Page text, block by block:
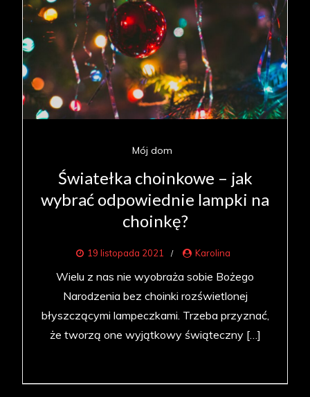
Mój dom
Światełka choinkowe – jak
wybrać odpowiednie lampki na
choinkę?
19 listopada 2021 Karolina
Wielu z nas nie wyobraża sobie Bożego
Narodzenia bez choinki rozświetlonej
błyszczącymi lampeczkami. Trzeba przyznać,
że tworzą one wyjątkowy świąteczny […]